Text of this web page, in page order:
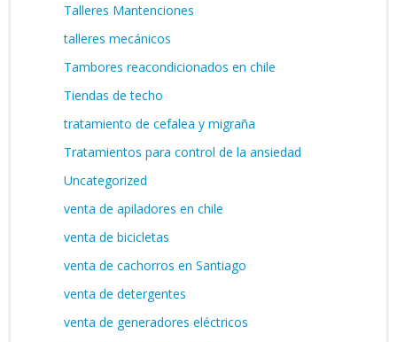
Talleres Mantenciones
talleres mecánicos
Tambores reacondicionados en chile
Tiendas de techo
tratamiento de cefalea y migraña
Tratamientos para control de la ansiedad
Uncategorized
venta de apiladores en chile
venta de bicicletas
venta de cachorros en Santiago
venta de detergentes
venta de generadores eléctricos